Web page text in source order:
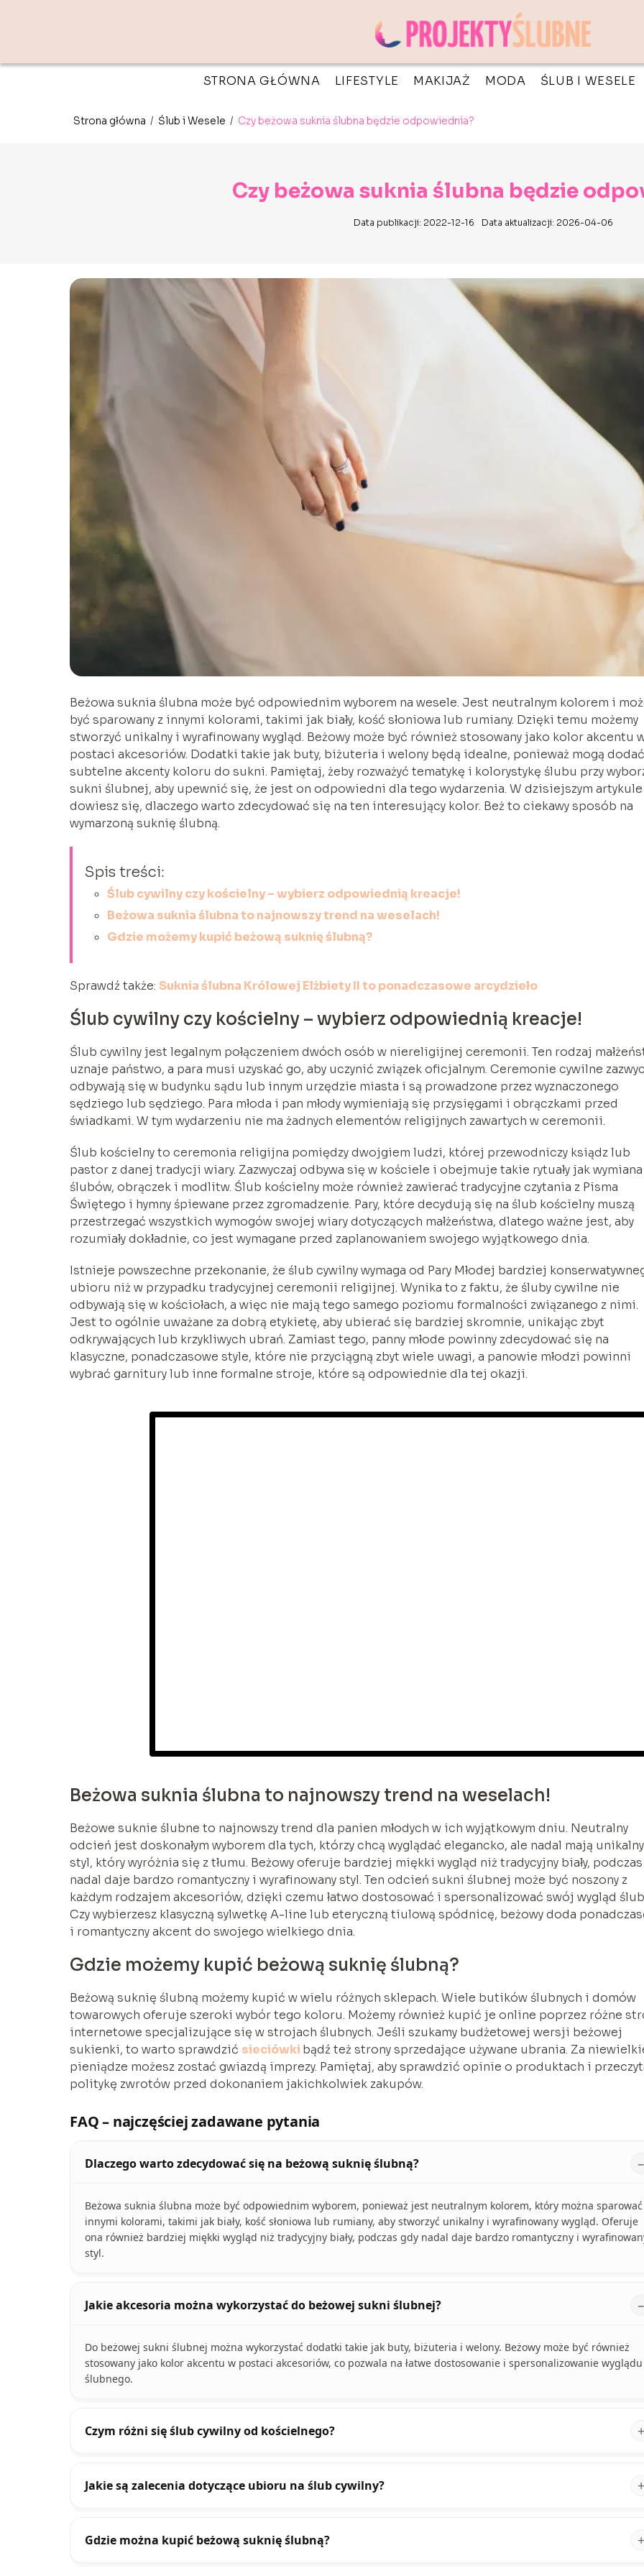
STRONA GŁÓWNA LIFESTYLE MAKIJAŻ MODA ŚLUB I WESELE
Strona główna / Ślub i Wesele / Czy beżowa suknia ślubna będzie odpowiednia?
Czy beżowa suknia ślubna będzie
Data publikacji: 2022-12-16 Data aktualizacji: 2026-04-06
Beżowa suknia ślubna może być odpowiednim wyborem na wesele. Jest neutralnym kolorem i
być sparowany z innymi kolorami, takimi jak biały, kość słoniowa lub rumiany. Dzięki temu możemy
stworzyć unikalny i wyrafinowany wygląd. Beżowy może być również stosowany jako kolor akcentu
postaci akcesoriów. Dodatki takie jak buty, biżuteria i welony będą idealne, ponieważ mogą dodać
subtelne akcenty koloru do sukni. Pamiętaj, żeby rozważyć tematykę i kolorystykę ślubu przy
sukni ślubnej, aby upewnić się, że jest on odpowiedni dla tego wydarzenia. W dzisiejszym artykule
dowiesz się, dlaczego warto zdecydować się na ten interesujący kolor. Beż to ciekawy sposób na
wymarzoną suknię ślubną.
Spis treści:
Ślub cywilny czy kościelny – wybierz odpowiednią kreacje!
Beżowa suknia ślubna to najnowszy trend na weselach!
Gdzie możemy kupić beżową suknię ślubną?
Sprawdź także: Suknia ślubna Królowej Elżbiety II to ponadczasowe arcydzieło
Ślub cywilny czy kościelny – wybierz odpowiednią kreacje!
Ślub cywilny jest legalnym połączeniem dwóch osób w niereligijnej ceremonii. Ten rodzaj
uznaje państwo, a para musi uzyskać go, aby uczynić związek oficjalnym. Ceremonie cywilne
odbywają się w budynku sądu lub innym urzędzie miasta i są prowadzone przez wyznaczonego
sędziego lub sędziego. Para młoda i pan młody wymieniają się przysięgami i obrączkami przed
świadkami. W tym wydarzeniu nie ma żadnych elementów religijnych zawartych w ceremonii.
Ślub kościelny to ceremonia religijna pomiędzy dwojgiem ludzi, której przewodniczy ksiądz lub
pastor z danej tradycji wiary. Zazwyczaj odbywa się w kościele i obejmuje takie rytuały jak wymiana
ślubów, obrączek i modlitw. Ślub kościelny może również zawierać tradycyjne czytania z Pisma
Świętego i hymny śpiewane przez zgromadzenie. Pary, które decydują się na ślub kościelny muszą
przestrzegać wszystkich wymogów swojej wiary dotyczących małżeństwa, dlatego ważne jest, aby
rozumiały dokładnie, co jest wymagane przed zaplanowaniem swojego wyjątkowego dnia.
Istnieje powszechne przekonanie, że ślub cywilny wymaga od Pary Młodej bardziej
ubioru niż w przypadku tradycyjnej ceremonii religijnej. Wynika to z faktu, że śluby cywilne nie
odbywają się w kościołach, a więc nie mają tego samego poziomu formalności związanego z nimi.
Jest to ogólnie uważane za dobrą etykietę, aby ubierać się bardziej skromnie, unikając zbyt
odkrywających lub krzykliwych ubrań. Zamiast tego, panny młode powinny zdecydować się na
klasyczne, ponadczasowe style, które nie przyciągną zbyt wiele uwagi, a panowie młodzi powinni
wybrać garnitury lub inne formalne stroje, które są odpowiednie dla tej okazji.
Beżowa suknia ślubna to najnowszy trend na weselach!
Beżowe suknie ślubne to najnowszy trend dla panien młodych w ich wyjątkowym dniu. Neutralny
odcień jest doskonałym wyborem dla tych, którzy chcą wyglądać elegancko, ale nadal mają unikalny
styl, który wyróżnia się z tłumu. Beżowy oferuje bardziej miękki wygląd niż tradycyjny biały,
nadal daje bardzo romantyczny i wyrafinowany styl. Ten odcień sukni ślubnej może być noszony z
każdym rodzajem akcesoriów, dzięki czemu łatwo dostosować i spersonalizować swój wygląd
Czy wybierzesz klasyczną sylwetkę A-line lub eteryczną tiulową spódnicę, beżowy doda
i romantyczny akcent do swojego wielkiego dnia.
Gdzie możemy kupić beżową suknię ślubną?
Beżową suknię ślubną możemy kupić w wielu różnych sklepach. Wiele butików ślubnych i domów
towarowych oferuje szeroki wybór tego koloru. Możemy również kupić je online poprzez różne
internetowe specjalizujące się w strojach ślubnych. Jeśli szukamy budżetowej wersji beżowej
sukienki, to warto sprawdzić sieciówki bądź też strony sprzedające używane ubrania. Za
pieniądze możesz zostać gwiazdą imprezy. Pamiętaj, aby sprawdzić opinie o produktach i
politykę zwrotów przed dokonaniem jakichkolwiek zakupów.
FAQ – najczęściej zadawane pytania
Dlaczego warto zdecydować się na beżową suknię ślubną?
Beżowa suknia ślubna może być odpowiednim wyborem, ponieważ jest neutralnym kolorem, który można sparować
innymi kolorami, takimi jak biały, kość słoniowa lub rumiany, aby stworzyć unikalny i wyrafinowany wygląd. Oferuje
ona również bardziej miękki wygląd niż tradycyjny biały, podczas gdy nadal daje bardzo romantyczny i
styl.
Jakie akcesoria można wykorzystać do beżowej sukni ślubnej?
Do beżowej sukni ślubnej można wykorzystać dodatki takie jak buty, biżuteria i welony. Beżowy może być również
stosowany jako kolor akcentu w postaci akcesoriów, co pozwala na łatwe dostosowanie i spersonalizowanie wyglądu
ślubnego.
Czym różni się ślub cywilny od kościelnego?
Jakie są zalecenia dotyczące ubioru na ślub cywilny?
Gdzie można kupić beżową suknię ślubną?